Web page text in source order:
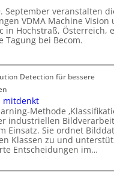
September veranstalten
VDMA Machine Vision
in Hochstraß, Österreich,
Tagung bei Becom.
Detection für bessere
mitdenkt
Methode
industriellen
Einsatz. Sie ordnet
Klassen zu und
Entscheidungen im…